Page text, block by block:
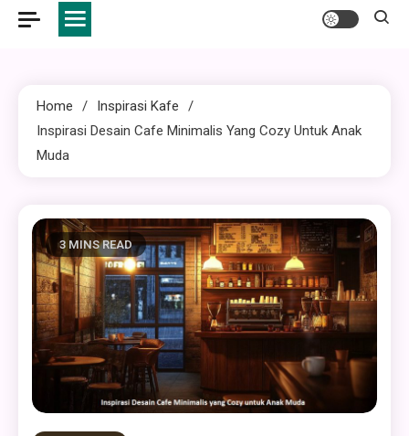
Home
Inspirasi Kafe
Inspirasi Desain Cafe Minimalis Yang Cozy Untuk Anak
Muda
3 MINS READ